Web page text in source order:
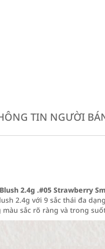
TIN NGƯỜI
2.4g .#05 Strawberry
2.4g với 9 sắc thái đa
sắc rõ ràng và trong